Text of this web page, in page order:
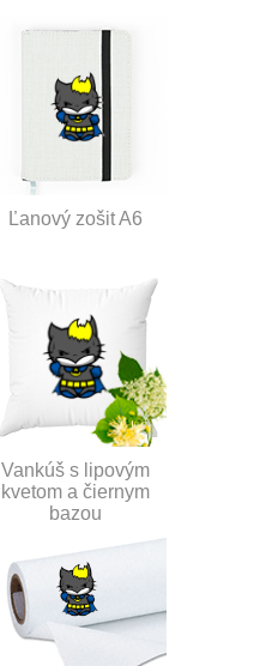
Ľanový zošit A6
Vankúš s lipovým
kvetom a čiernym
bazou